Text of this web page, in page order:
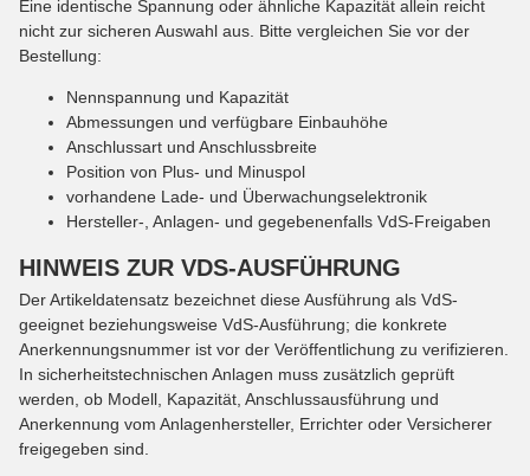
Eine identische Spannung oder ähnliche Kapazität allein reicht
nicht zur sicheren Auswahl aus. Bitte vergleichen Sie vor der
Bestellung:
Nennspannung und Kapazität
Abmessungen und verfügbare Einbauhöhe
Anschlussart und Anschlussbreite
Position von Plus- und Minuspol
vorhandene Lade- und Überwachungselektronik
Hersteller-, Anlagen- und gegebenenfalls VdS-Freigaben
HINWEIS ZUR VDS-AUSFÜHRUNG
Der Artikeldatensatz bezeichnet diese Ausführung als VdS-
geeignet beziehungsweise VdS-Ausführung; die konkrete
Anerkennungsnummer ist vor der Veröffentlichung zu verifizieren.
In sicherheitstechnischen Anlagen muss zusätzlich geprüft
werden, ob Modell, Kapazität, Anschlussausführung und
Anerkennung vom Anlagenhersteller, Errichter oder Versicherer
freigegeben sind.